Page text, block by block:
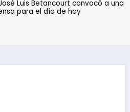
Luis Betancourt convocó a una
para el día de hoy